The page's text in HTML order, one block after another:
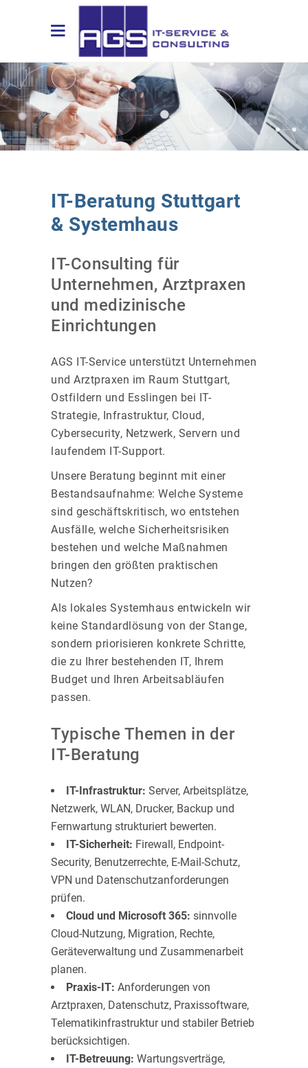
IT-Beratung Stuttgart
& Systemhaus
IT-Consulting für
Unternehmen, Arztpraxen
und medizinische
Einrichtungen
AGS IT-Service unterstützt Unternehmen
und Arztpraxen im Raum Stuttgart,
Ostfildern und Esslingen bei IT-
Strategie, Infrastruktur, Cloud,
Cybersecurity, Netzwerk, Servern und
laufendem IT-Support.
Unsere Beratung beginnt mit einer
Bestandsaufnahme: Welche Systeme
sind geschäftskritisch, wo entstehen
Ausfälle, welche Sicherheitsrisiken
bestehen und welche Maßnahmen
bringen den größten praktischen
Nutzen?
Als lokales Systemhaus entwickeln wir
keine Standardlösung von der Stange,
sondern priorisieren konkrete Schritte,
die zu Ihrer bestehenden IT, Ihrem
Budget und Ihren Arbeitsabläufen
passen.
Typische Themen in der
IT-Beratung
IT-Infrastruktur: Server, Arbeitsplätze,
Netzwerk, WLAN, Drucker, Backup und
Fernwartung strukturiert bewerten.
IT-Sicherheit: Firewall, Endpoint-
Security, Benutzerrechte, E-Mail-Schutz,
VPN und Datenschutzanforderungen
prüfen.
Cloud und Microsoft 365: sinnvolle
Cloud-Nutzung, Migration, Rechte,
Geräteverwaltung und Zusammenarbeit
planen.
Praxis-IT: Anforderungen von
Arztpraxen, Datenschutz, Praxissoftware,
Telematikinfrastruktur und stabiler Betrieb
berücksichtigen.
IT-Betreuung: Wartungsverträge,